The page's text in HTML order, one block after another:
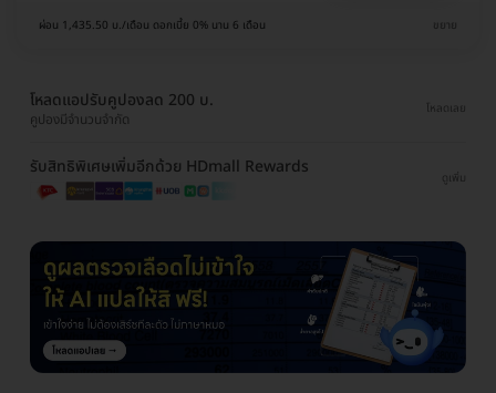
ผ่อน 1,435.50 บ./เดือน ดอกเบี้ย 0% นาน 6 เดือน ขยาย
โหลดแอปรับคูปองลด 200 บ.
คูปองมีจำนวนจำกัด
โหลดเลย
รับสิทธิพิเศษเพิ่มอีกด้วย HDmall Rewards
ดูเพิ่ม